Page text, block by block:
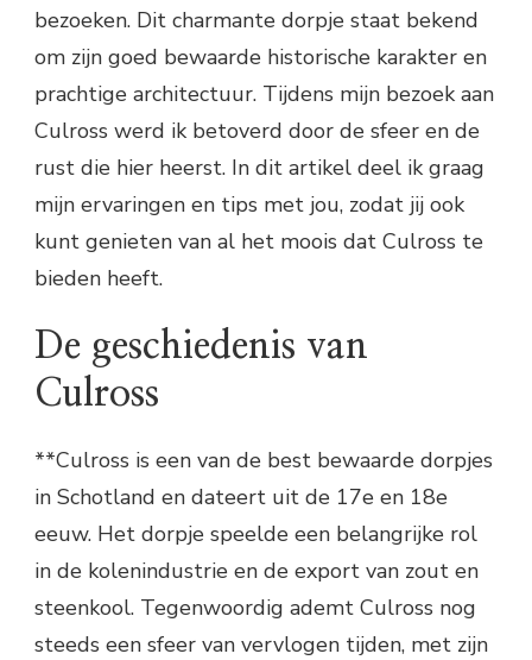
bezoeken. Dit charmante dorpje staat bekend
om zijn goed bewaarde historische karakter en
prachtige architectuur. Tijdens mijn bezoek aan
Culross werd ik betoverd door de sfeer en de
rust die hier heerst. In dit artikel deel ik graag
mijn ervaringen en tips met jou, zodat jij ook
kunt genieten van al het moois dat Culross te
bieden heeft.
De geschiedenis van
Culross
**Culross is een van de best bewaarde dorpjes
in Schotland en dateert uit de 17e en 18e
eeuw. Het dorpje speelde een belangrijke rol
in de kolenindustrie en de export van zout en
steenkool. Tegenwoordig ademt Culross nog
steeds een sfeer van vervlogen tijden, met zijn